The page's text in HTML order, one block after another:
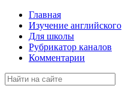
Главная
Изучение английского
Для школы
Рубрикатор каналов
Комментарии